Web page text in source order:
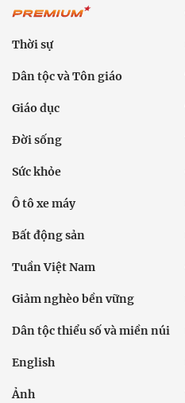
Thời sự
Dân tộc và Tôn giáo
Giáo dục
Đời sống
Sức khỏe
Ô tô xe máy
Bất động sản
Tuần Việt Nam
Giảm nghèo bền vững
Dân tộc thiểu số và miền núi
English
Ảnh